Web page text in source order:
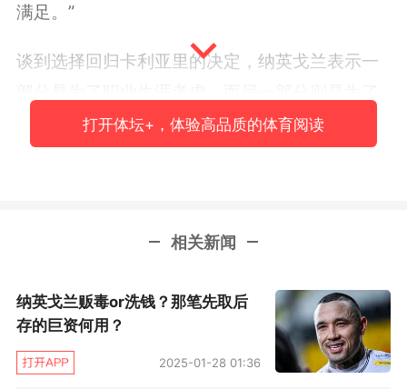
满足。”
谈到选择回归卡利亚里的决定，纳英戈兰表示一
身患乳腺癌的妻子：“这是一个艰难的时刻，但克
劳迪娅很有勇气，他试图掩盖自己的情绪，重要
地方，这可以帮助她应对不同的情况。我现在更
又是这种情况……我对不起我的妻子，我知道和我
一起生活并不容易，而且我并非一直都是个圣
人。”
打开体坛+，体验高品质的体育阅读
相关新闻
纳英戈兰贩毒or洗钱？那笔先取后
存的巨资何用？
2025-01-28 01:36